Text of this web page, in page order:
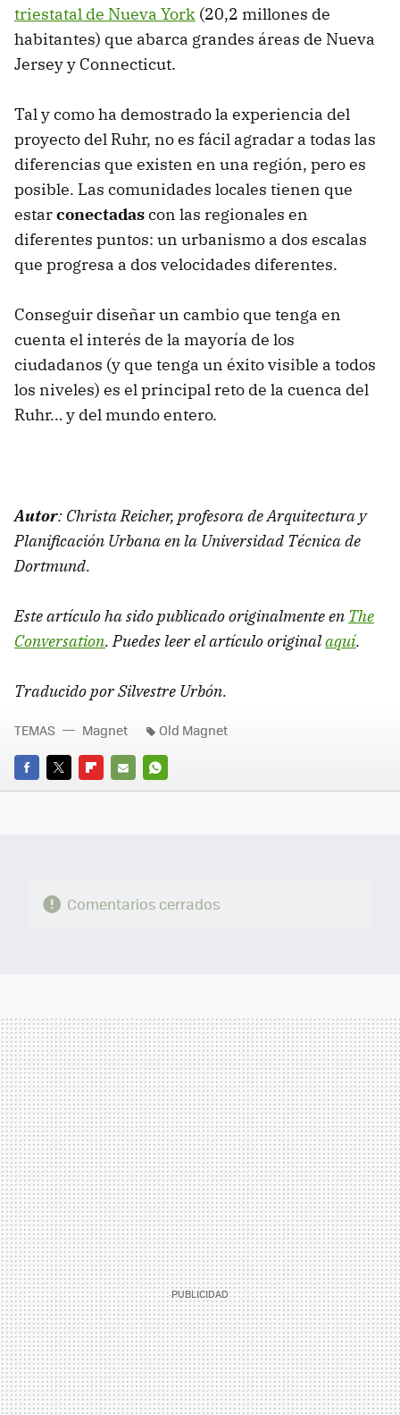
triestatal de Nueva York (20,2 millones de
habitantes) que abarca grandes áreas de Nueva
Jersey y Connecticut.
Tal y como ha demostrado la experiencia del
proyecto del Ruhr, no es fácil agradar a todas las
diferencias que existen en una región, pero es
posible. Las comunidades locales tienen que
estarconectadascon las regionales en
diferentes puntos: un urbanismo a dos escalas
que progresa a dos velocidades diferentes.
Conseguir diseñar un cambio que tenga en
cuenta el interés de la mayoría de los
ciudadanos (y que tenga un éxito visible a todos
los niveles) es el principal reto de la cuenca del
Ruhr… y del mundo entero.
Autor: Christa Reicher, profesora de Arquitectura y
Planificación Urbana en la Universidad Técnica de
Dortmund.
Este artículo ha sido publicado originalmente en The
Conversation. Puedes leer el artículo originalaquí.
Traducido por Silvestre Urbón.
FACEBOOK
TWITTERFLIPBOARD
E-
WHATSAPP
TEMAS Magnet Old Magnet
Comentarios cerrados